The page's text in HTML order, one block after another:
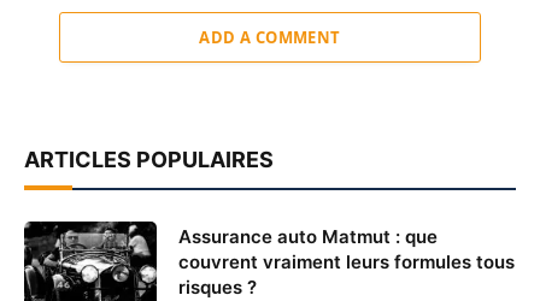
ADD A COMMENT
ARTICLES POPULAIRES
Assurance auto Matmut : que
couvrent vraiment leurs formules tous
risques ?